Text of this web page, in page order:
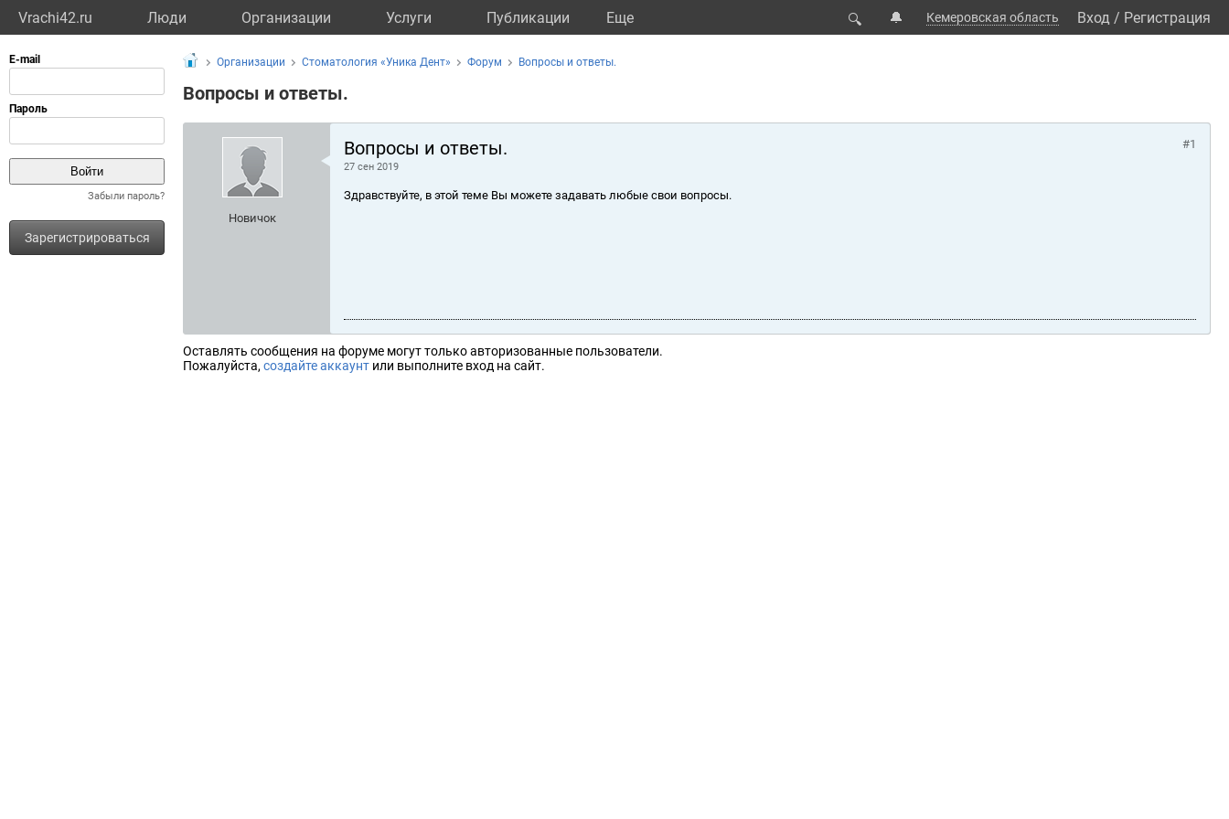
Vrachi42.ru Люди Организации Услуги Публикации Eще 🔍 🔔 Кемеровская область Вход / Регистрация
Забыли пароль?
Зарегистрироваться
Организации Стоматология «Уника Дент» Форум Вопросы и ответы.
Вопросы и ответы.
Новичок
Вопросы и ответы.
27 сен 2019
#1
Здравствуйте, в этой теме Вы можете задавать любые свои вопросы.
Оставлять сообщения на форуме могут только авторизованные пользователи.
Пожалуйста, создайте аккаунт или выполните вход на сайт.